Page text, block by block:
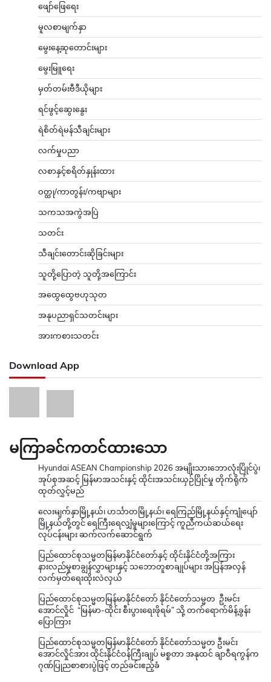
ဖျော်ဖြေရေး
မူလစာမျက်နှာ
မွေးနေ့ဆုတောင်းများ
မွေးမြူရေး
မှတ်တမ်းဗီဒီယိုများ
ရင်ဖွင့်ဆွေးနွေး
ရဲစိတ်ရဲမန်သီချင်းများ
လက်မှုပညာ
လစာနှင့်စရိတ်နှုန်းထား
ဝတ္ထု/ကာတွန်း/ကဗျာများ
သကသအကွဲအပြဲ
သတင်း
သီချင်းတောင်းဆိုခြင်းများ
သူတို့ပြောတဲ့ သူတို့အကြောင်း
အထွေထွေဗဟုသုတ
အနုပညာရှင်သတင်းများ
အားကစားသတင်း
Download App
မကြာခင်ကတင်ထားသော
Hyundai ASEAN Championship 2026 အမျိုးသားဘောလုံးပြိုင်ပွဲ၊
အုပ်စုအဆင့် မြန်မာအသင်းနှင့် ထိုင်းအသင်းယှဉ်ပြိုင်မှု တိုက်ရိုက်
ထုတ်လွှင့်မည်
လေးမျက်နှာမြို့နယ်၊ ဟင်္သာတမြို့နယ်၊ ရေကြည်မြို့နယ်နှင့်ကျုံပျော်
မြို့နယ်တို့တွင် ရေကြီးရေလျှံမှုများကြောင့် ကူညီကယ်ဆယ်ရေး
လုပ်ငန်းများ ဆက်လက်ဆောင်ရွက်
ပြည်ထောင်စုသမ္မတမြန်မာနိုင်ငံတော်နှင့် ထိုင်းနိုင်ငံတို့အကြား
နားလည်မှုစာချွန်လွှာများနှင့် သဘောတူစာချုပ်များ အပြန်အလှန်
လက်မှတ်ရေးထိုးလဲလှယ်
ပြည်ထောင်စုသမ္မတမြန်မာနိုင်ငံတော် နိုင်ငံတော်သမ္မတ ဦးမင်း
အောင်လှိုင် “မြန်မာ-ထိုင်း စီးပွားရေးဖိုရမ်” သို့ တက်ရောက်မိန့်ခွန်း
ပြောကြား
ပြည်ထောင်စုသမ္မတမြန်မာနိုင်ငံတော် နိုင်ငံတော်သမ္မတ ဦးမင်း
အောင်လှိုင်အား ထိုင်းနိုင်ငံဝန်ကြီးချုပ် မစ္စတာ အနုထင် ချာဝီရကွန်က
ဂုဏ်ပြုညစာစားပွဲဖြင့် တည်ခင်းဧည့်ခံ